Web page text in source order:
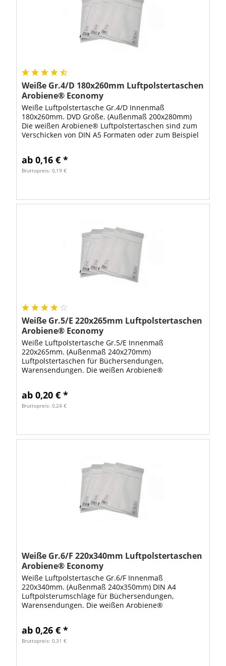
Weiße Gr.4/D 180x260mm Luftpolstertaschen
Arobiene® Economy
Weiße Luftpolstertasche Gr.4/D Innenmaß
180x260mm. DVD Größe. (Außenmaß 200x280mm)
Die weißen Arobiene® Luftpolstertaschen sind zum
Verschicken von DIN A5 Formaten oder zum Beispiel
ab 0,16 € *
Bruttopreis: 0,19 €
Weiße Gr.5/E 220x265mm Luftpolstertaschen
Arobiene® Economy
Weiße Luftpolstertasche Gr.5/E Innenmaß
220x265mm. (Außenmaß 240x270mm)
Luftpolstertaschen für Büchersendungen,
Warensendungen. Die weißen Arobiene®
ab 0,20 € *
Bruttopreis: 0,24 €
Weiße Gr.6/F 220x340mm Luftpolstertaschen
Arobiene® Economy
Weiße Luftpolstertasche Gr.6/F Innenmaß
220x340mm. (Außenmaß 240x350mm) DIN A4
Luftpolsterumschläge für Büchersendungen,
Warensendungen. Die weißen Arobiene®
ab 0,26 € *
Bruttopreis: 0,31 €